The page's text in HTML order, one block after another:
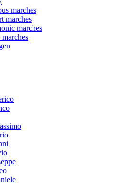
marches
marches
marches
marches